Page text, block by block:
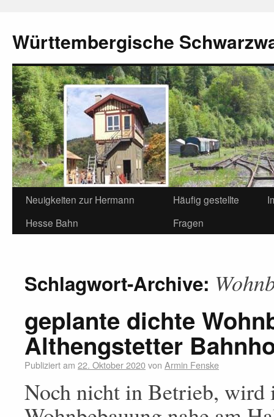
Württembergische
Neuigkeiten zur Hermann
Hesse Bahn
Häufig gestellte
Fragen
Schlagwort-Archive:
geplante dichte
Althengstetter
Publiziert am 22. Oktober 2020von Armin Fenske
Noch nicht in Betrieb,